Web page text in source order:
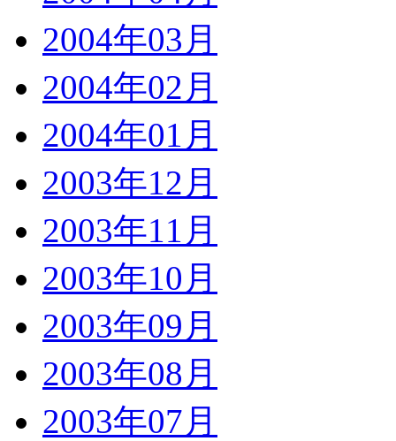
2004年03月
2004年02月
2004年01月
2003年12月
2003年11月
2003年10月
2003年09月
2003年08月
2003年07月